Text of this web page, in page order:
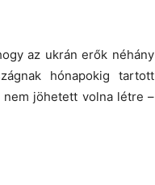
az ukrán erők néhány
hónapokig tartott
nem jöhetett volna létre –